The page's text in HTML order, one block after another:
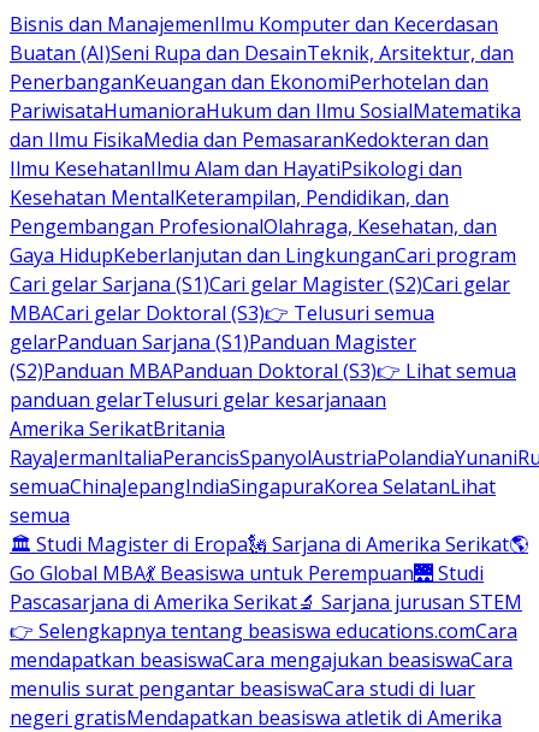
Bisnis dan ManajemenIlmu Komputer dan Kecerdasan
Buatan (AI)Seni Rupa dan DesainTeknik, Arsitektur, dan
PenerbanganKeuangan dan EkonomiPerhotelan dan
PariwisataHumanioraHukum dan Ilmu SosialMatematika
dan Ilmu FisikaMedia dan PemasaranKedokteran dan
Ilmu KesehatanIlmu Alam dan HayatiPsikologi dan
Kesehatan MentalKeterampilan, Pendidikan, dan
Pengembangan ProfesionalOlahraga, Kesehatan, dan
Gaya HidupKeberlanjutan dan LingkunganCari program
Cari gelar Sarjana (S1)Cari gelar Magister (S2)Cari gelar
MBACari gelar Doktoral (S3)👉 Telusuri semua
gelarPanduan Sarjana (S1)Panduan Magister
(S2)Panduan MBAPanduan Doktoral (S3)👉 Lihat semua
panduan gelarTelusuri gelar kesarjanaan
Amerika SerikatBritania
RayaJermanItaliaPerancisSpanyolAustriaPolandiaYunani
semuaChinaJepangIndiaSingapuraKorea SelatanLihat
semua
🏛 Studi Magister di Eropa🗽 Sarjana di Amerika Serikat🌎
Go Global MBA💃 Beasiswa untuk Perempuan🌉 Studi
Pascasarjana di Amerika Serikat🔬 Sarjana jurusan STEM
👉 Selengkapnya tentang beasiswa educations.comCara
mendapatkan beasiswaCara mengajukan beasiswaCara
menulis surat pengantar beasiswaCara studi di luar
negeri gratisMendapatkan beasiswa atletik di Amerika